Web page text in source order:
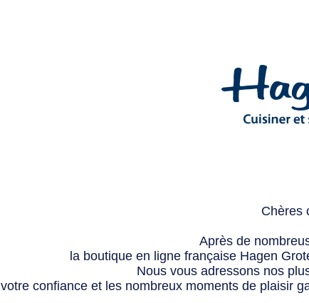
Chères
Après de
la boutique en ligne française Hagen
Nous vous adressons nos
votre confiance et les nombreux moments de plaisir